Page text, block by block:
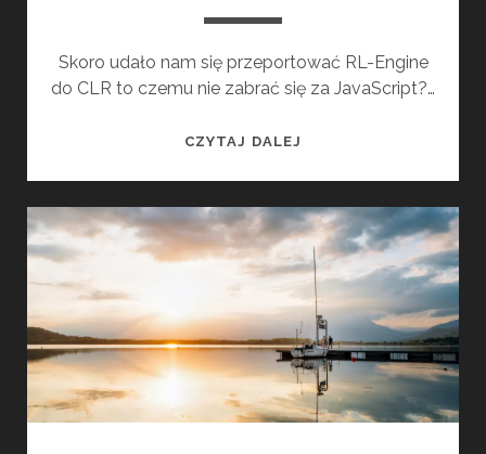
T
Y
3
D
Skoro udało nam się przeportować RL-Engine
do CLR to czemu nie zabrać się za JavaScript?…
CZYTAJ DALEJ
E
G
I
N
E
F
O
R